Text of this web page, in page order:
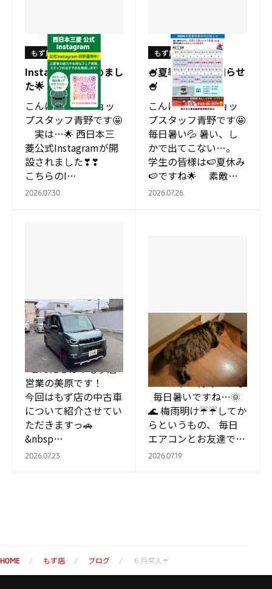
Instagram、始めまし
た🌟
もず店
こんにちは、 ショッ
プスタッフ青野です🤩
実は…🌟 西日本三
菱公式Instagramが開
設されました❣❣
こちらのI…
2026.07.30
🍧夏季休業のお知らせ
🍧
もず店
こんにちは、 ショッ
プスタッフ青野です🤩
毎日暑い💦 暑い、し
かで出てこない…。
学生の皆様は🍉夏休み
🍉ですね🌟 素敵な
思い出、 沢山作って
2026.07.26
【もず店オススメ中古
車🚙】
もず店
こんにちは！もず店
営業の美原です！
今回はもず店の中古車
について紹介させてい
ただきますっ🚗
&nbsp…
2026.07.23
久々の。。。誰⁉
もず店
こんにちは、 ショッ
プスタッフ青野です🤩
毎日暑いですね…🌞
🌊 梅雨明け☔☔してか
らというもの、 毎日
エアコンとお友達です
💦 ということは、 う
2026.07.19
HOME もず店 ブログ ６月突入☔